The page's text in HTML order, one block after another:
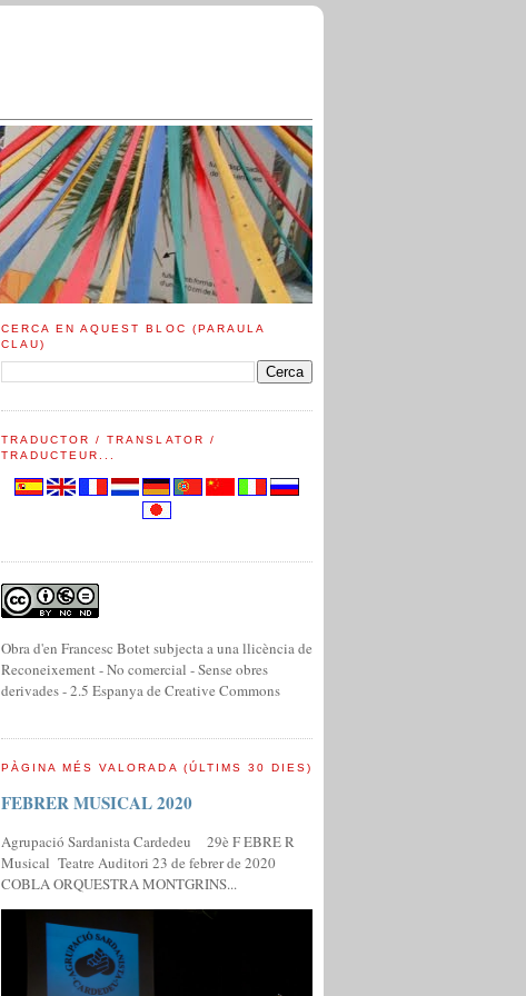
CERCA EN AQUEST BLOC (PARAULA
CLAU)
TRADUCTOR / TRANSLATOR /
TRADUCTEUR...
Obra d'en Francesc Botet subjecta a una llicència de
Reconeixement - No comercial - Sense obres
derivades - 2.5 Espanya de Creative Commons
PÀGINA MÉS VALORADA (ÚLTIMS 30 DIES)
FEBRER MUSICAL 2020
Agrupació Sardanista Cardedeu 29è F EBRE R
Musical Teatre Auditori 23 de febrer de 2020
COBLA ORQUESTRA MONTGRINS...